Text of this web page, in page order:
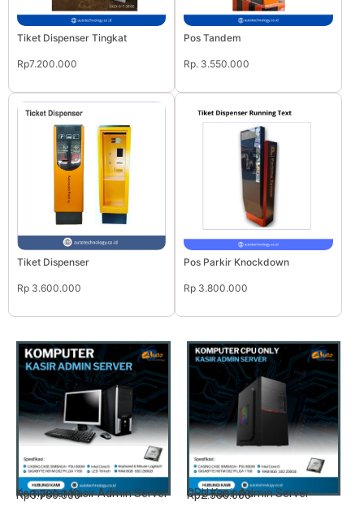
Tiket Dispenser Tingkat
Rp7.200.000
Pos Tandem
Rp. 3.550.000
Tiket Dispenser
Rp 3.600.000
Pos Parkir Knockdown
Rp 3.800.000
Komputer Kasir Admin Server
Rp3.780.000 CPU Kasir Admin Server
Rp2.580.000